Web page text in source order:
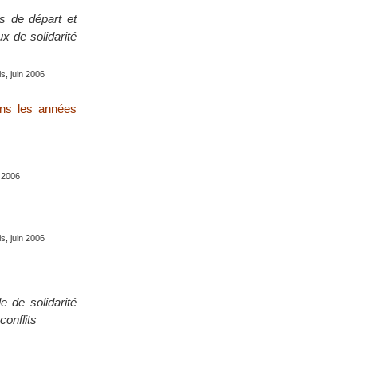
de départ et
de solidarité
juin 2006
les années
juin 2006
de solidarité